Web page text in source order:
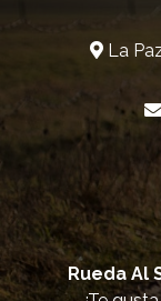
La
Rueda Al